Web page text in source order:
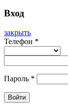
Вход
закрыть
Телефон *
Пароль *
Войти